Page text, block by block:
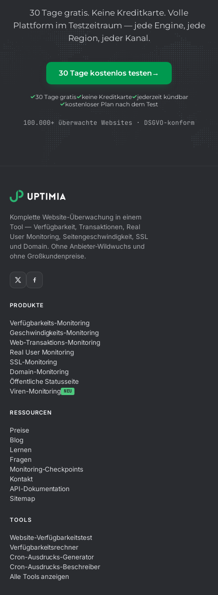
30 Tage gratis. Keine Kreditkarte. Volle
Plattform im Testzeitraum — jede Engine, jede
Region, jeder Kanal.
30 Tage kostenlos testen→
30 Tage gratis keine Kreditkarte
jederzeit kündbar
kostenloser Plan nach dem Test
100.000+ überwachte Websites · DSGVO-konform
Komplette Website-Überwachung in einem
Tool — Verfügbarkeit, Transaktionen, Real
User Monitoring, Seitengeschwindigkeit, SSL
und Domain. Ohne Anbieter-Wildwuchs und
ohne Großkundenpreise.
PRODUKTE
Verfügbarkeits-Monitoring
Geschwindigkeits-Monitoring
Web-Transaktions-Monitoring
Real User Monitoring
SSL-Monitoring
Domain-Monitoring
Öffentliche Statusseite
Viren-Monitoring NEU
RESSOURCEN
Preise
Blog
Lernen
Fragen
Monitoring-Checkpoints
Kontakt
API-Dokumentation
Sitemap
TOOLS
Website-Verfügbarkeitstest
Verfügbarkeitsrechner
Cron-Ausdrucks-Generator
Cron-Ausdrucks-Beschreiber
Alle Tools anzeigen